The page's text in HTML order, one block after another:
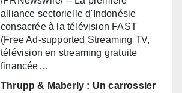
alliance sectorielle d'Indonésie
consacrée à la télévision FAST
(Free Ad-supported Streaming TV,
télévision en streaming gratuite
financée…
Thrupp & Maberly : Un carrossier